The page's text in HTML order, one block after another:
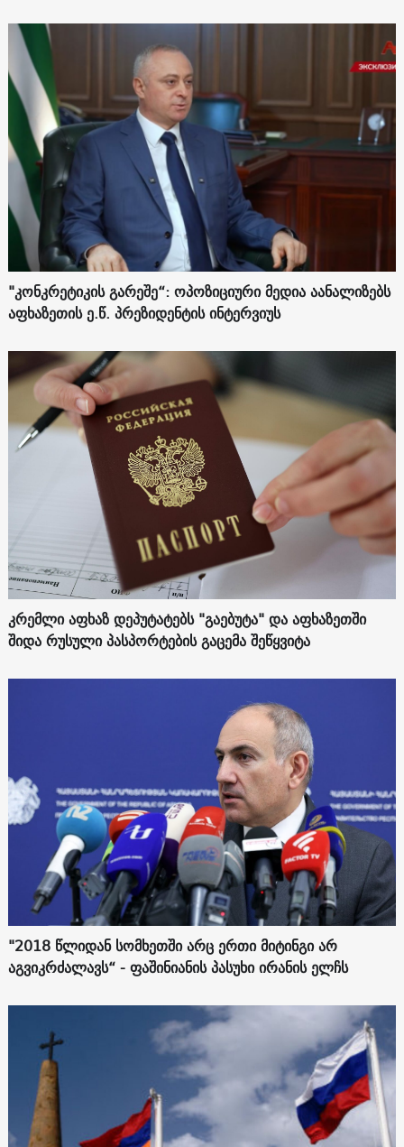
"კონკრეტიკის გარეშე“: ოპოზიციური მედია აანალიზებს
აფხაზეთის ე.წ. პრეზიდენტის ინტერვიუს
კრემლი აფხაზ დეპუტატებს "გაებუტა" და აფხაზეთში
შიდა რუსული პასპორტების გაცემა შეწყვიტა
"2018 წლიდან სომხეთში არც ერთი მიტინგი არ
აგვიკრძალავს“ - ფაშინიანის პასუხი ირანის ელჩს